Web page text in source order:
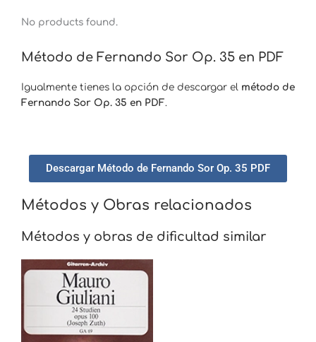
No products found.
Método de Fernando Sor Op. 35 en PDF
Igualmente tienes la opción de descargar el método de
Fernando Sor Op. 35 en PDF.
Descargar Método de Fernando Sor Op. 35 PDF
Métodos y Obras relacionados
Métodos y obras de dificultad similar